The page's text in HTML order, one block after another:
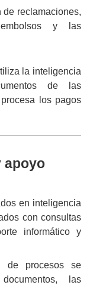
de reclamaciones,
y las
la inteligencia
de las
los pagos
apoyo
en inteligencia
con consultas
informático y
de procesos se
las